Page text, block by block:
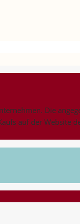
Die
auf der Website